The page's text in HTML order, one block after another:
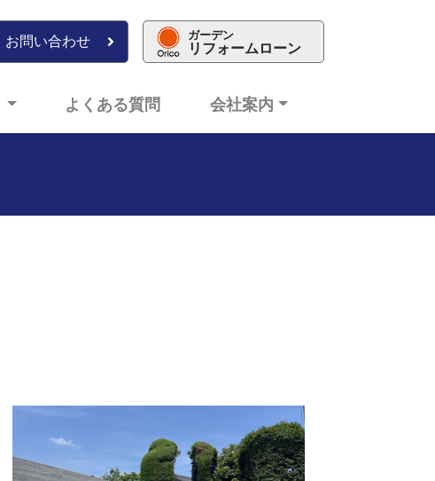
お問い合わせ ガーデン
リフォームローン
よくある質問 会社案内